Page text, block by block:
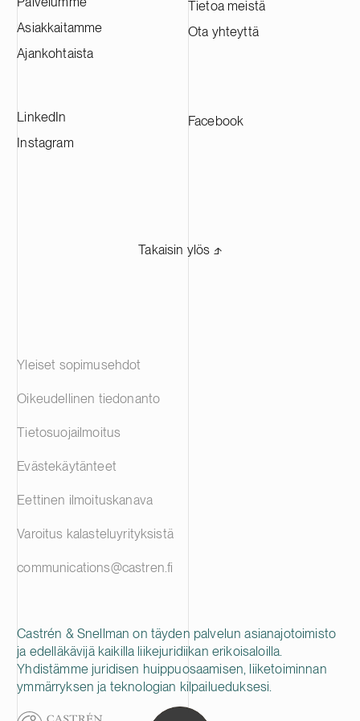
Tehtaasta tulee yksi Euroopan suurimmista
CAM-tuotantolaitoksista, ja se tulee
toimittamaan materiaaleja johtaville
Asiakkaitamme
Ajankohtaista
Tietoa meistä
Ota yhteyttä
LinkedIn
Instagram
Facebook
Takaisin ylös ⬏
Castrén & Snellman on täyden palvelun asianajotoimisto
ja edelläkävijä kaikilla liikejuridiikan erikoisaloilla.
Yhdistämme juridisen huippuosaamisen, liiketoiminnan
ymmärryksen ja teknologian kilpailueduksesi.
Yleiset sopimusehdot
Oikeudellinen tiedonanto
Tietosuojailmoitus
Evästekäytänteet
Eettinen ilmoituskanava
Varoitus kalasteluyrityksistä
communications@castren.fi